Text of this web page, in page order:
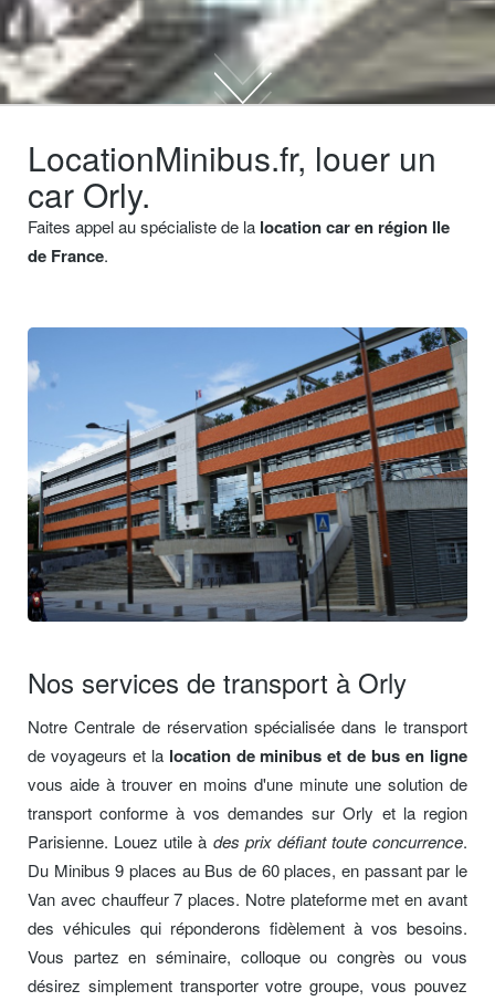
LocationMinibus.fr, louer un
car Orly.
Faites appel au spécialiste de la location car en région Ile
de France.
Nos services de transport à Orly
Notre Centrale de réservation spécialisée dans le transport
de voyageurs et la location de minibus et de bus en ligne
vous aide à trouver en moins d'une minute une solution de
transport conforme à vos demandes sur Orly et la region
Parisienne. Louez utile à des prix défiant toute concurrence.
Du Minibus 9 places au Bus de 60 places, en passant par le
Van avec chauffeur 7 places. Notre plateforme met en avant
des véhicules qui réponderons fidèlement à vos besoins.
Vous partez en séminaire, colloque ou congrès ou vous
désirez simplement transporter votre groupe, vous pouvez